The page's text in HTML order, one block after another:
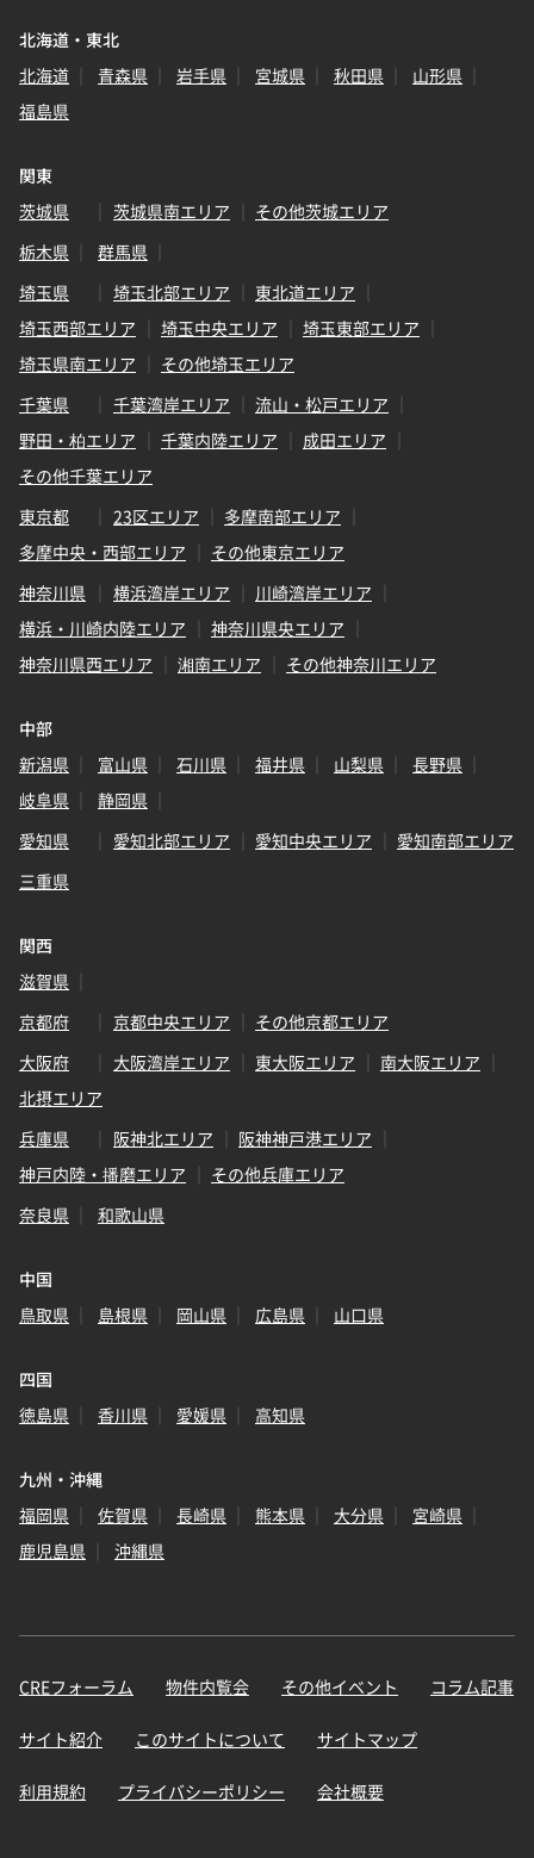
北海道・東北
北海道
青森県 岩手県 宮城県 秋田県
山形県
福島県
関東
茨城県
茨城県南エリア
その他茨城エリア
栃木県
群馬県
埼玉県
埼玉北部エリア
東北道エリア
埼玉西部エリア
埼玉中央エリア
埼玉東部エリア
埼玉県南エリア
その他埼玉エリア
千葉県
千葉湾岸エリア
流山・松戸エリア
野田・柏エリア
千葉内陸エリア
成田エリア
その他千葉エリア
東京都
23区エリア
多摩南部エリア
多摩中央・西部エリア
その他東京エリア
神奈川県
横浜湾岸エリア
川崎湾岸エリア
横浜・川崎内陸エリア
神奈川県央エリア
神奈川県西エリア
湘南エリア その他神奈川エリア
中部
新潟県
富山県 石川県 福井県 山梨県
長野県
岐阜県
静岡県
愛知県
愛知北部エリア 愛知中央エリア
愛知南部エリア
三重県
関西
滋賀県
京都府
京都中央エリア
その他京都エリア
大阪府
大阪湾岸エリア 東大阪エリア
南大阪エリア
北摂エリア
兵庫県
阪神北エリア
阪神神戸港エリア
神戸内陸・播磨エリア
その他兵庫エリア
奈良県
和歌山県
中国
鳥取県
島根県 岡山県 広島県 山口県
四国
徳島県
香川県 愛媛県 高知県
九州・沖縄
福岡県
佐賀県 長崎県 熊本県 大分県
宮崎県
鹿児島県
沖縄県
CREフォーラム 物件内覧会 その他イベント コラム記事
サイト紹介 このサイトについて サイトマップ
利用規約 プライバシーポリシー 会社概要